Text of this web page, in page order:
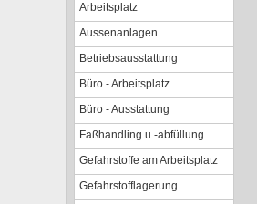
Arbeitsplatz
Aussenanlagen
Betriebsausstattung
Büro - Arbeitsplatz
Büro - Ausstattung
Faßhandling u.-abfüllung
Gefahrstoffe am Arbeitsplatz
Gefahrstofflagerung